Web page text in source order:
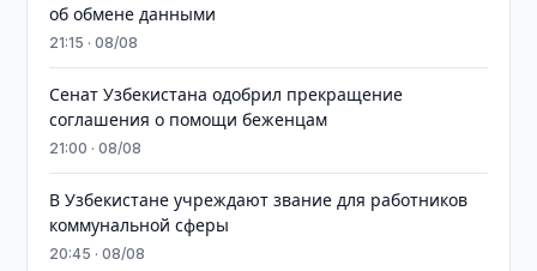
об обмене данными
21:15 · 08/08
Сенат Узбекистана одобрил прекращение
соглашения о помощи беженцам
21:00 · 08/08
В Узбекистане учреждают звание для работников
коммунальной сферы
20:45 · 08/08